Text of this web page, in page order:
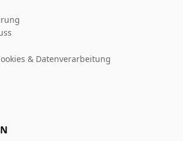
& Datenverarbeitung